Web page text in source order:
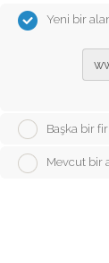
Yeni bir
Başka bir
Mevcut bir